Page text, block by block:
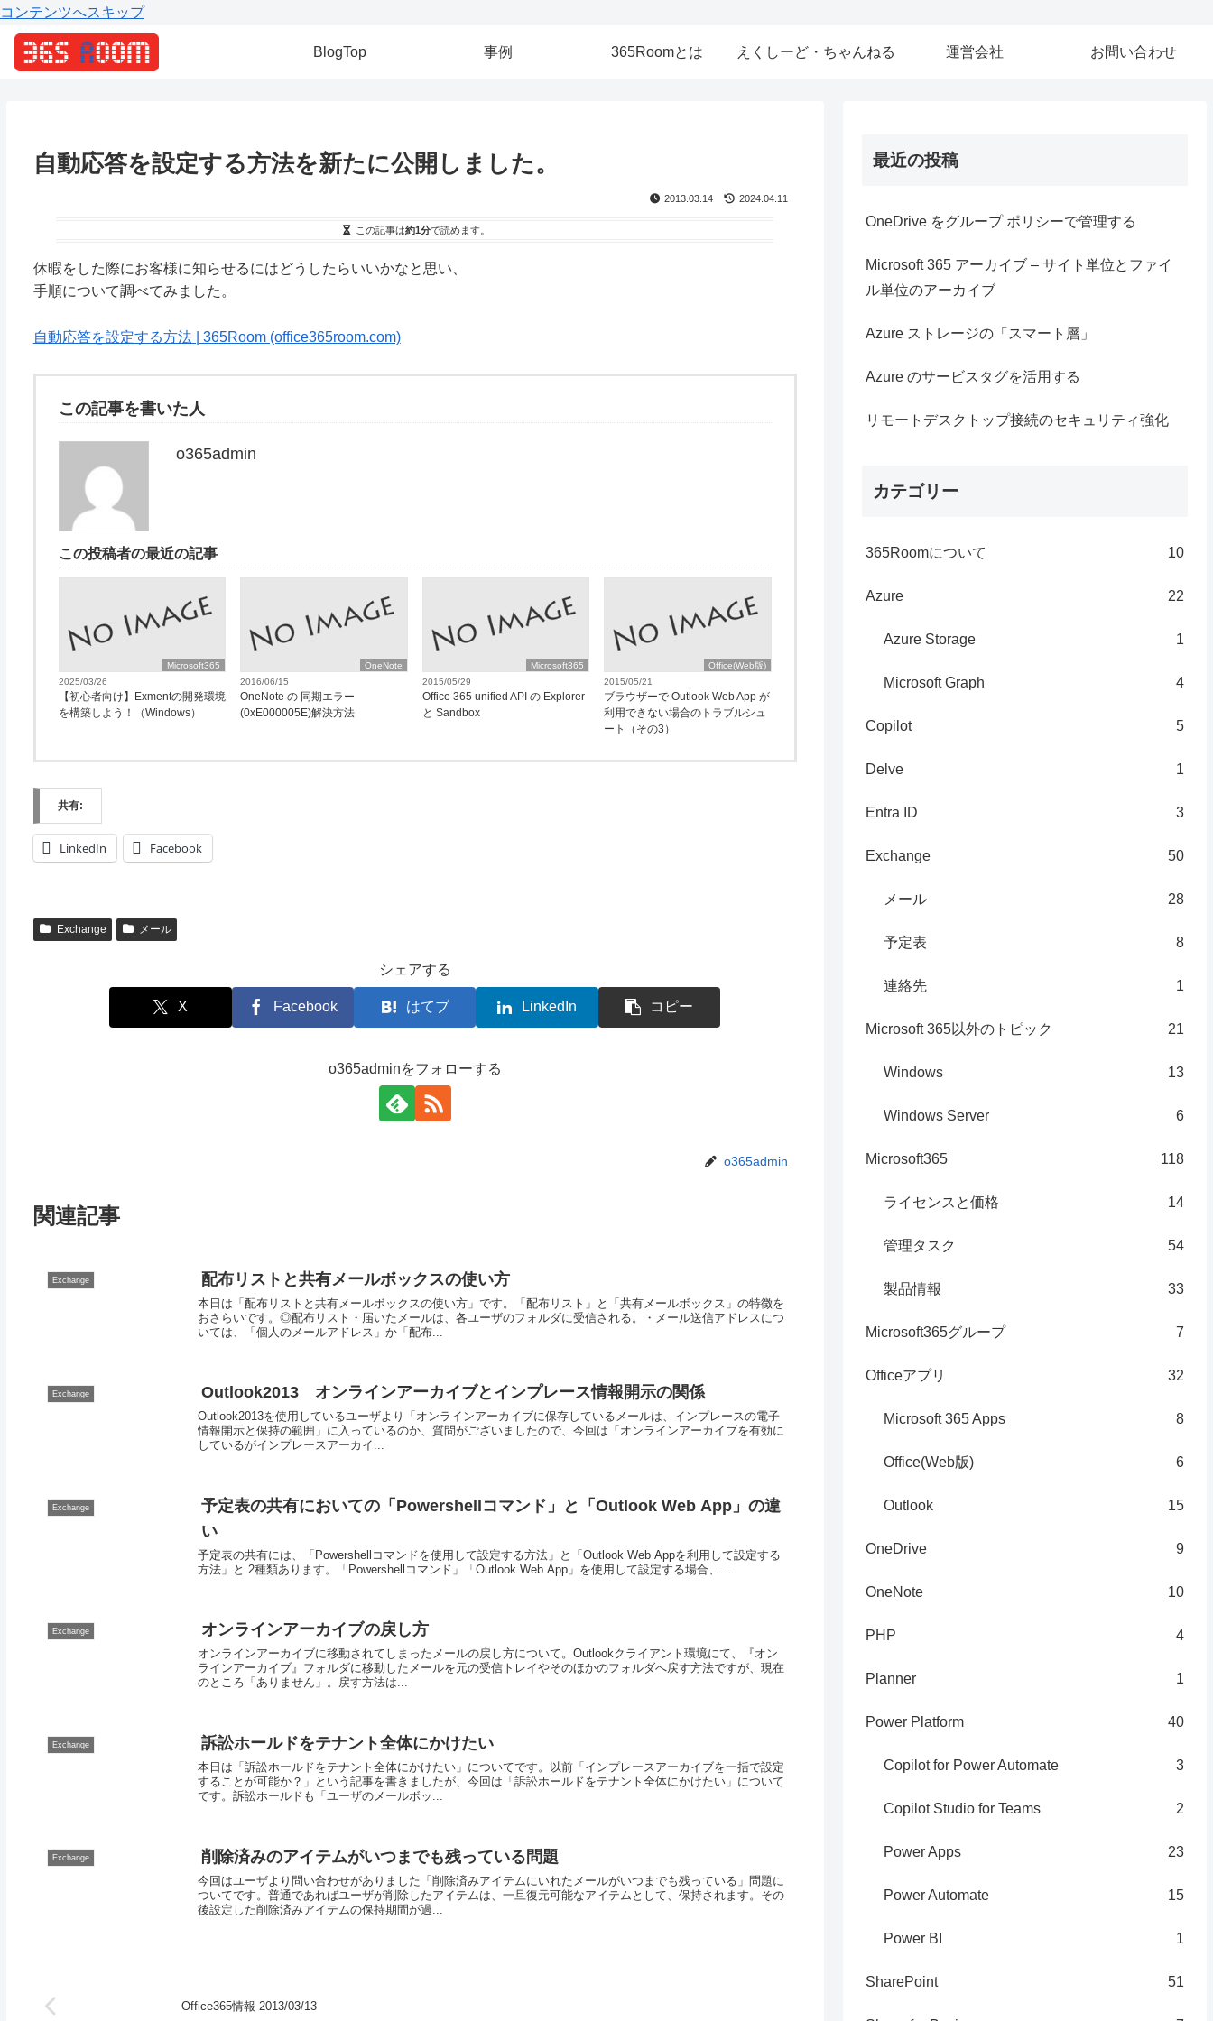
コンテンツへスキップ
BlogTop 事例 365Roomとは えくしーど・ちゃんねる 運営会社 お問い合わせ
自動応答を設定する方法を新たに公開しました。
2013.03.14 2024.04.11
この記事は約1分で読めます。
休暇をした際にお客様に知らせるにはどうしたらいいかなと思い、
手順について調べてみました。
自動応答を設定する方法 | 365Room (office365room.com)
この記事を書いた人
o365admin
この投稿者の最近の記事
Microsoft365
2025/03/26
【初心者向け】Exmentの開発環境
を構築しよう！（Windows）
OneNote
2016/06/15
OneNote の 同期エラー
(0xE000005E)解決方法
Microsoft365
2015/05/29
Office 365 unified API の Explorer
と Sandbox
Office(Web版)
2015/05/21
ブラウザーで Outlook Web App が
利用できない場合のトラブルシュ
ート（その3）
共有:
LinkedIn Facebook
Exchange メール
シェアする
X Facebook はてブ LinkedIn コピー
o365adminをフォローする
o365admin
関連記事
Exchange 配布リストと共有メールボックスの使い方
本日は「配布リストと共有メールボックスの使い方」です。「配布リスト」と「共有メールボックス」の特徴を
おさらいです。◎配布リスト・届いたメールは、各ユーザのフォルダに受信される。・メール送信アドレスにつ
いては、「個人のメールアドレス」か「配布...
Exchange Outlook2013 オンラインアーカイブとインプレース情報開示の関係
Outlook2013を使用しているユーザより「オンラインアーカイブに保存しているメールは、インプレースの電子
情報開示と保持の範囲」に入っているのか、質問がございましたので、今回は「オンラインアーカイブを有効に
しているがインプレースアーカイ...
Exchange
予定表の共有においての「Powershellコマンド」と「Outlook Web App」の違
い
予定表の共有には、「Powershellコマンドを使用して設定する方法」と「Outlook Web Appを利用して設定する
方法」と 2種類あります。「Powershellコマンド」「Outlook Web App」を使用して設定する場合、...
Exchange オンラインアーカイブの戻し方
オンラインアーカイブに移動されてしまったメールの戻し方について。Outlookクライアント環境にて、『オン
ラインアーカイブ』フォルダに移動したメールを元の受信トレイやそのほかのフォルダへ戻す方法ですが、現在
のところ「ありません」。戻す方法は...
Exchange 訴訟ホールドをテナント全体にかけたい
本日は「訴訟ホールドをテナント全体にかけたい」についてです。以前「インプレースアーカイブを一括で設定
することが可能か？」という記事を書きましたが、今回は「訴訟ホールドをテナント全体にかけたい」について
です。訴訟ホールドも「ユーザのメールボッ...
Exchange 削除済みのアイテムがいつまでも残っている問題
今回はユーザより問い合わせがありました「削除済みアイテムにいれたメールがいつまでも残っている」問題に
ついてです。普通であればユーザが削除したアイテムは、一旦復元可能なアイテムとして、保持されます。その
後設定した削除済みアイテムの保持期間が過...
Office365情報 2013/03/13
最近の投稿
OneDrive をグループ ポリシーで管理する
Microsoft 365 アーカイブ – サイト単位とファイ
ル単位のアーカイブ
Azure ストレージの「スマート層」
Azure のサービスタグを活用する
リモートデスクトップ接続のセキュリティ強化
カテゴリー
365Roomについて 10
Azure 22
Azure Storage 1
Microsoft Graph 4
Copilot 5
Delve 1
Entra ID 3
Exchange 50
メール 28
予定表 8
連絡先 1
Microsoft 365以外のトピック 21
Windows 13
Windows Server 6
Microsoft365 118
ライセンスと価格 14
管理タスク 54
製品情報 33
Microsoft365グループ 7
Officeアプリ 32
Microsoft 365 Apps 8
Office(Web版) 6
Outlook 15
OneDrive 9
OneNote 10
PHP 4
Planner 1
Power Platform 40
Copilot for Power Automate 3
Copilot Studio for Teams 2
Power Apps 23
Power Automate 15
Power BI 1
SharePoint 51